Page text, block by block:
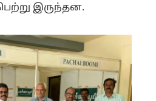
இருந்தன.